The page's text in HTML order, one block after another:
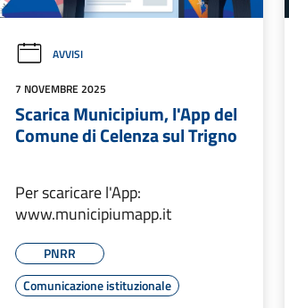
AVVISI
7 NOVEMBRE 2025
Scarica Municipium, l'App del
Comune di Celenza sul Trigno
Per scaricare l'App:
www.municipiumapp.it
PNRR
Comunicazione istituzionale